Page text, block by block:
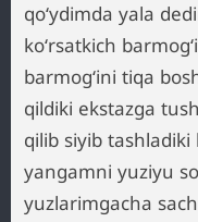
qoʻydimda yala
koʻrsatkich
barmogʻini tiqa
qildiki ekstazga
qilib siyib
yangamni yuziyu
yuzlarimgacha